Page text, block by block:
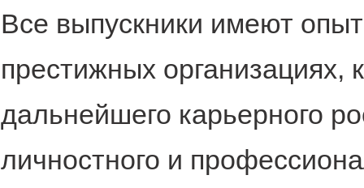
Все выпускники имеют
престижных организациях,
дальнейшего карьерного
личностного и